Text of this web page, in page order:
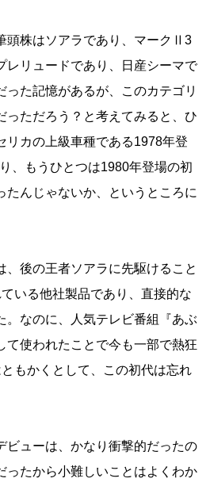
頭株はソアラであり、マークⅡ3
レリュードであり、日産シーマで
た記憶があるが、このカテゴリ
っただろう？と考えてみると、ひ
リカの上級車種である1978年登
、もうひとつは1980年登場の初
たんじゃないか、というところに
、後の王者ソアラに先駆けること
いる他社製品であり、直接的な
。なのに、人気テレビ番組『あぶ
て使われたことで今も一部で熱狂
もかくとして、この初代は忘れ
ビューは、かなり衝撃的だったの
ったから小難しいことはよくわか